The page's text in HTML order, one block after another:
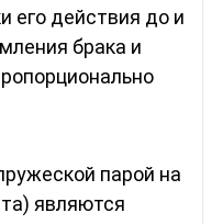
его действия до и
брака и
парой на
являются